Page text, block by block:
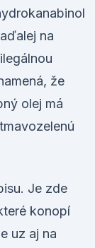
na
že
olej má
Je zde
konopí
uz aj na